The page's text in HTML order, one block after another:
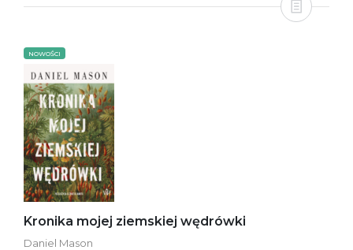
NOWOŚCI
Kronika mojej ziemskiej wędrówki
Daniel Mason